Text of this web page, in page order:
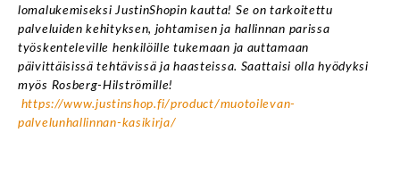
lomalukemiseksi JustinShopin kautta! Se on tarkoitettu
palveluiden kehityksen, johtamisen ja hallinnan parissa
työskenteleville henkilöille tukemaan ja auttamaan
päivittäisissä tehtävissä ja haasteissa. Saattaisi olla hyödyksi
myös Rosberg-Hilströmille!
https://www.justinshop.fi/product/muotoilevan-
palvelunhallinnan-kasikirja/